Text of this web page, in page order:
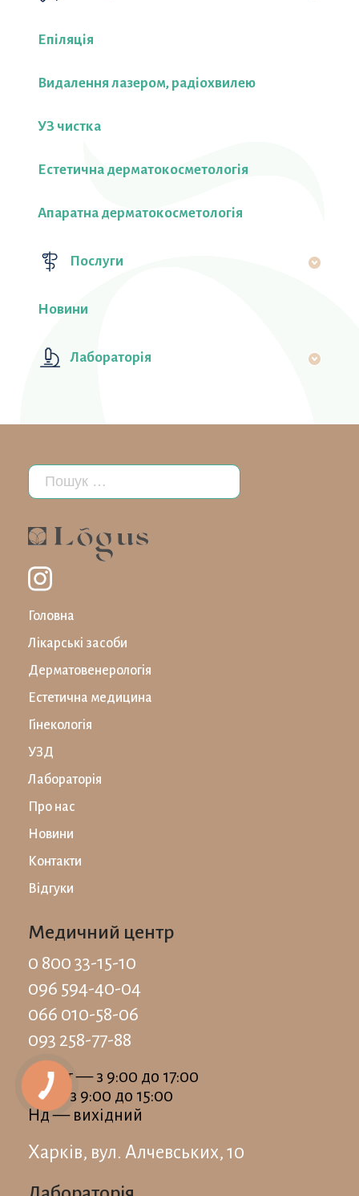
Епіляція
Видалення лазером, радіохвилею
УЗ чистка
Естетична дерматокосметологія
Апаратна дерматокосметологія
Послуги
Новини
Лабораторiя
Головна
Лікарські засоби
Дерматовенерологія
Естетична медицина
Гінекологія
УЗД
Лабораторiя
Про нас
Новини
Контакти
Відгуки
Медичний центр
0 800 33-15-10
096 594-40-04
066 010-58-06
093 258-77-88
Пн-Пт — з 9:00 до 17:00
Сб — з 9:00 до 15:00
Нд — вихідний
Харків, вул. Алчевських, 10